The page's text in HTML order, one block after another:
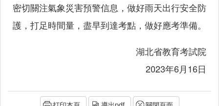
密切關注氣象災害預警信息，做好雨天出行安全防
護，打足時間量，盡早到達考點，做好應考準備。
湖北省教育考試院
2023年6月16日